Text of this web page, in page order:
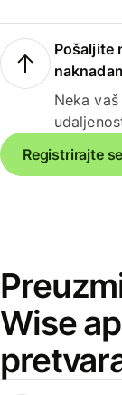
Pošaljite
Neka
Registrirajte se
Wise